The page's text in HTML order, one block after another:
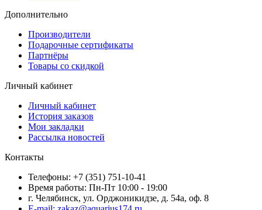
Дополнительно
Производители
Подарочные сертификаты
Партнёры
Товары со скидкой
Личный кабинет
Личный кабинет
История заказов
Мои закладки
Рассылка новостей
Контакты
Телефоны: +7 (351) 751-10-41
Время работы: Пн-Пт 10:00 - 19:00
г. Челябинск, ул. Орджоникидзе, д. 54а, оф. 8